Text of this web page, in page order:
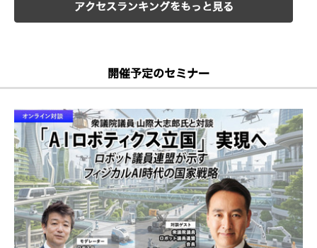
アクセスランキングをもっと見る
開催予定のセミナー